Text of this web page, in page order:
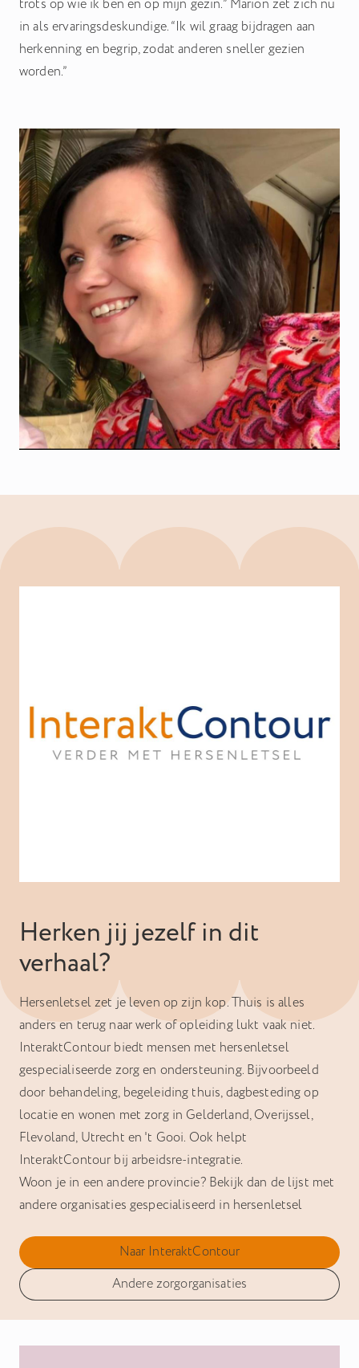
trots op wie ik ben en op mijn gezin.” Marion zet zich nu
in als ervaringsdeskundige. “Ik wil graag bijdragen aan
herkenning en begrip, zodat anderen sneller gezien
worden.”
Herken jij jezelf in dit
verhaal?
Hersenletsel zet je leven op zijn kop. Thuis is alles
anders en terug naar werk of opleiding lukt vaak niet.
InteraktContour biedt mensen met hersenletsel
gespecialiseerde zorg en ondersteuning. Bijvoorbeeld
door behandeling, begeleiding thuis, dagbesteding op
locatie en wonen met zorg in Gelderland, Overijssel,
Flevoland, Utrecht en 't Gooi. Ook helpt
InteraktContour bij arbeidsre-integratie.
Woon je in een andere provincie? Bekijk dan de lijst met
andere organisaties gespecialiseerd in hersenletsel
Naar InteraktContour
Andere zorgorganisaties